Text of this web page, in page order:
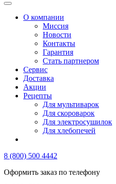
О компании
Миссия
Новости
Контакты
Гарантия
Стать партнером
Сервис
Доставка
Акции
Рецепты
Для мультиварок
Для скороварок
Для электросушилок
Для хлебопечей
8 (800) 500 4442
Оформить заказ по телефону